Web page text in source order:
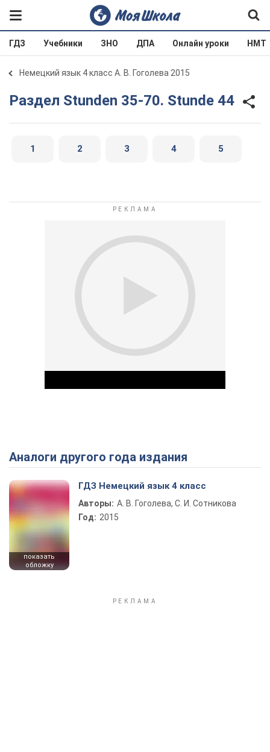
ГДЗ Учебники ЗНО ДПА Онлайн уроки НМТ
Немецкий язык 4 класс А. В. Гоголева 2015
Раздел Stunden 35-70. Stunde 44
1 2 3 4 5
Play Video
Аналоги другого года издания
показать
обложку
ГДЗ Немецкий язык 4 класс
Авторы: А. В. Гоголева, С. И. Сотникова
Год: 2015